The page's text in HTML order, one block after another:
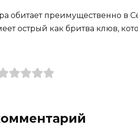
обитает преимущественно в
острый как бритва клюв,